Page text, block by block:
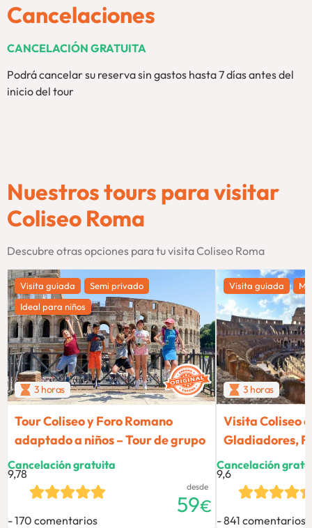
Cancelaciones
CANCELACIÓN GRATUITA
Podrá cancelar su reserva sin gastos hasta 7 días antes del
inicio del tour
Nuestros tours para visitar
Coliseo Roma
Descubre otras opciones para tu visita Coliseo Roma
Visita guiada
Semi privado
Ideal para niños
3 horas
Tour Coliseo y Foro Romano
adaptado a niños – Tour de grupo
9,78
170 comentarios
desde
59€
Cancelación gratuita
Visita guiada
3 horas
Visita Coliseo
Gladiadores,
9,6
841 comentarios
Cancelación